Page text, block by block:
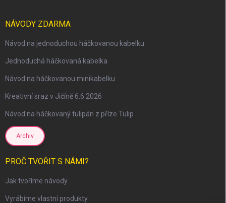
NÁVODY ZDARMA
Návod na jednoduchou háčkovanou kabelku
Jednoduchá háčkovaná kabelka
Návod na háčkovanou minikabelku
Kreativní sraz v Jičíně 6.6.2026
Návod na háčkovaný tulipán z příze Tulip
Archiv
PROČ TVOŘIT S NÁMI?
Jak tvoříme návody
Vyrábíme vlastní produkty